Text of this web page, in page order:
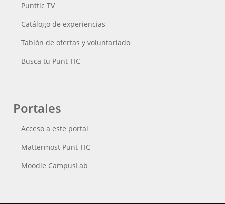
Punttic TV
Catálogo de experiencias
Tablón de ofertas y voluntariado
Busca tu Punt TIC
Portales
Acceso a este portal
Mattermost Punt TIC
Moodle CampusLab